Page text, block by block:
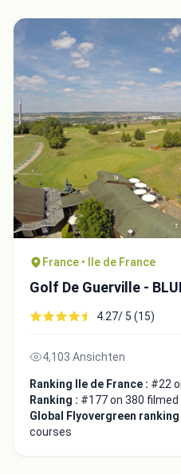
France • Ile de France
Golf De Guerville -
4.27/ 5 (15)
4,103 Ansichten
Ranking Ile de France : #22
Ranking : #177 on 380
Global Flyovergreen ranking
courses